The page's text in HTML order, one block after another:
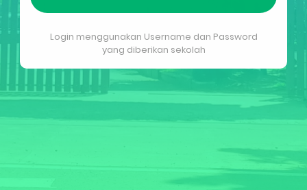
Login menggunakan Username dan Password
yang diberikan sekolah